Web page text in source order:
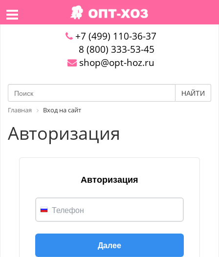
+7 (499) 110-36-37
8 (800) 333-53-45
shop@opt-hoz.ru
НАЙТИ
Главная Вход на сайт
Авторизация
Авторизация
Телефон
Далее